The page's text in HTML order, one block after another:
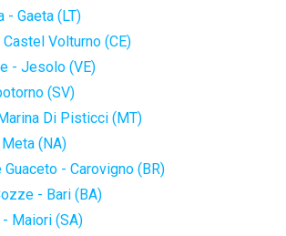
- Gaeta (LT)
Volturno (CE)
- Jesolo (VE)
(SV)
Di Pisticci (MT)
(NA)
- Carovigno (BR)
- Bari (BA)
- Maiori (SA)